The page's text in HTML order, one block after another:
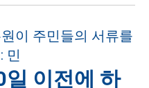
일 이전에 하